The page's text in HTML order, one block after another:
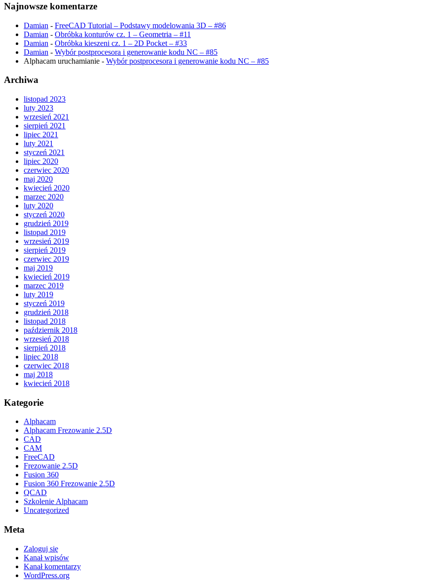
Najnowsze komentarze
Damian - FreeCAD Tutorial – Podstawy modelowania 3D – #86
Damian - Obróbka konturów cz. 1 – Geometria – #11
Damian - Obróbka kieszeni cz. 1 – 2D Pocket – #33
Damian - Wybór postprocesora i generowanie kodu NC – #85
Alphacam uruchamianie - Wybór postprocesora i generowanie kodu NC – #85
Archiwa
listopad 2023
luty 2023
wrzesień 2021
sierpień 2021
lipiec 2021
luty 2021
styczeń 2021
lipiec 2020
czerwiec 2020
maj 2020
kwiecień 2020
marzec 2020
luty 2020
styczeń 2020
grudzień 2019
listopad 2019
wrzesień 2019
sierpień 2019
czerwiec 2019
maj 2019
kwiecień 2019
marzec 2019
luty 2019
styczeń 2019
grudzień 2018
listopad 2018
październik 2018
wrzesień 2018
sierpień 2018
lipiec 2018
czerwiec 2018
maj 2018
kwiecień 2018
Kategorie
Alphacam
Alphacam Frezowanie 2.5D
CAD
CAM
FreeCAD
Frezowanie 2.5D
Fusion 360
Fusion 360 Frezowanie 2.5D
QCAD
Szkolenie Alphacam
Uncategorized
Meta
Zaloguj się
Kanał wpisów
Kanał komentarzy
WordPress.org